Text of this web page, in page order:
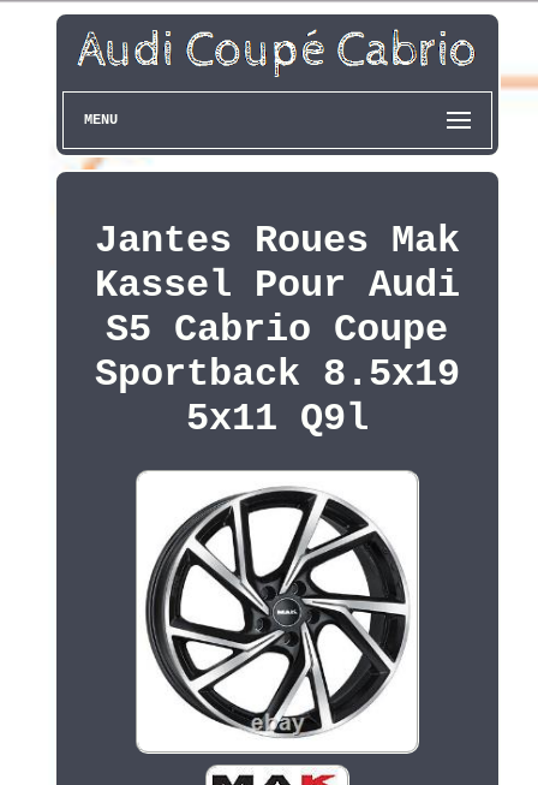
MENU
Jantes Roues Mak
Kassel Pour Audi
S5 Cabrio Coupe
Sportback 8.5x19
5x11 Q9l